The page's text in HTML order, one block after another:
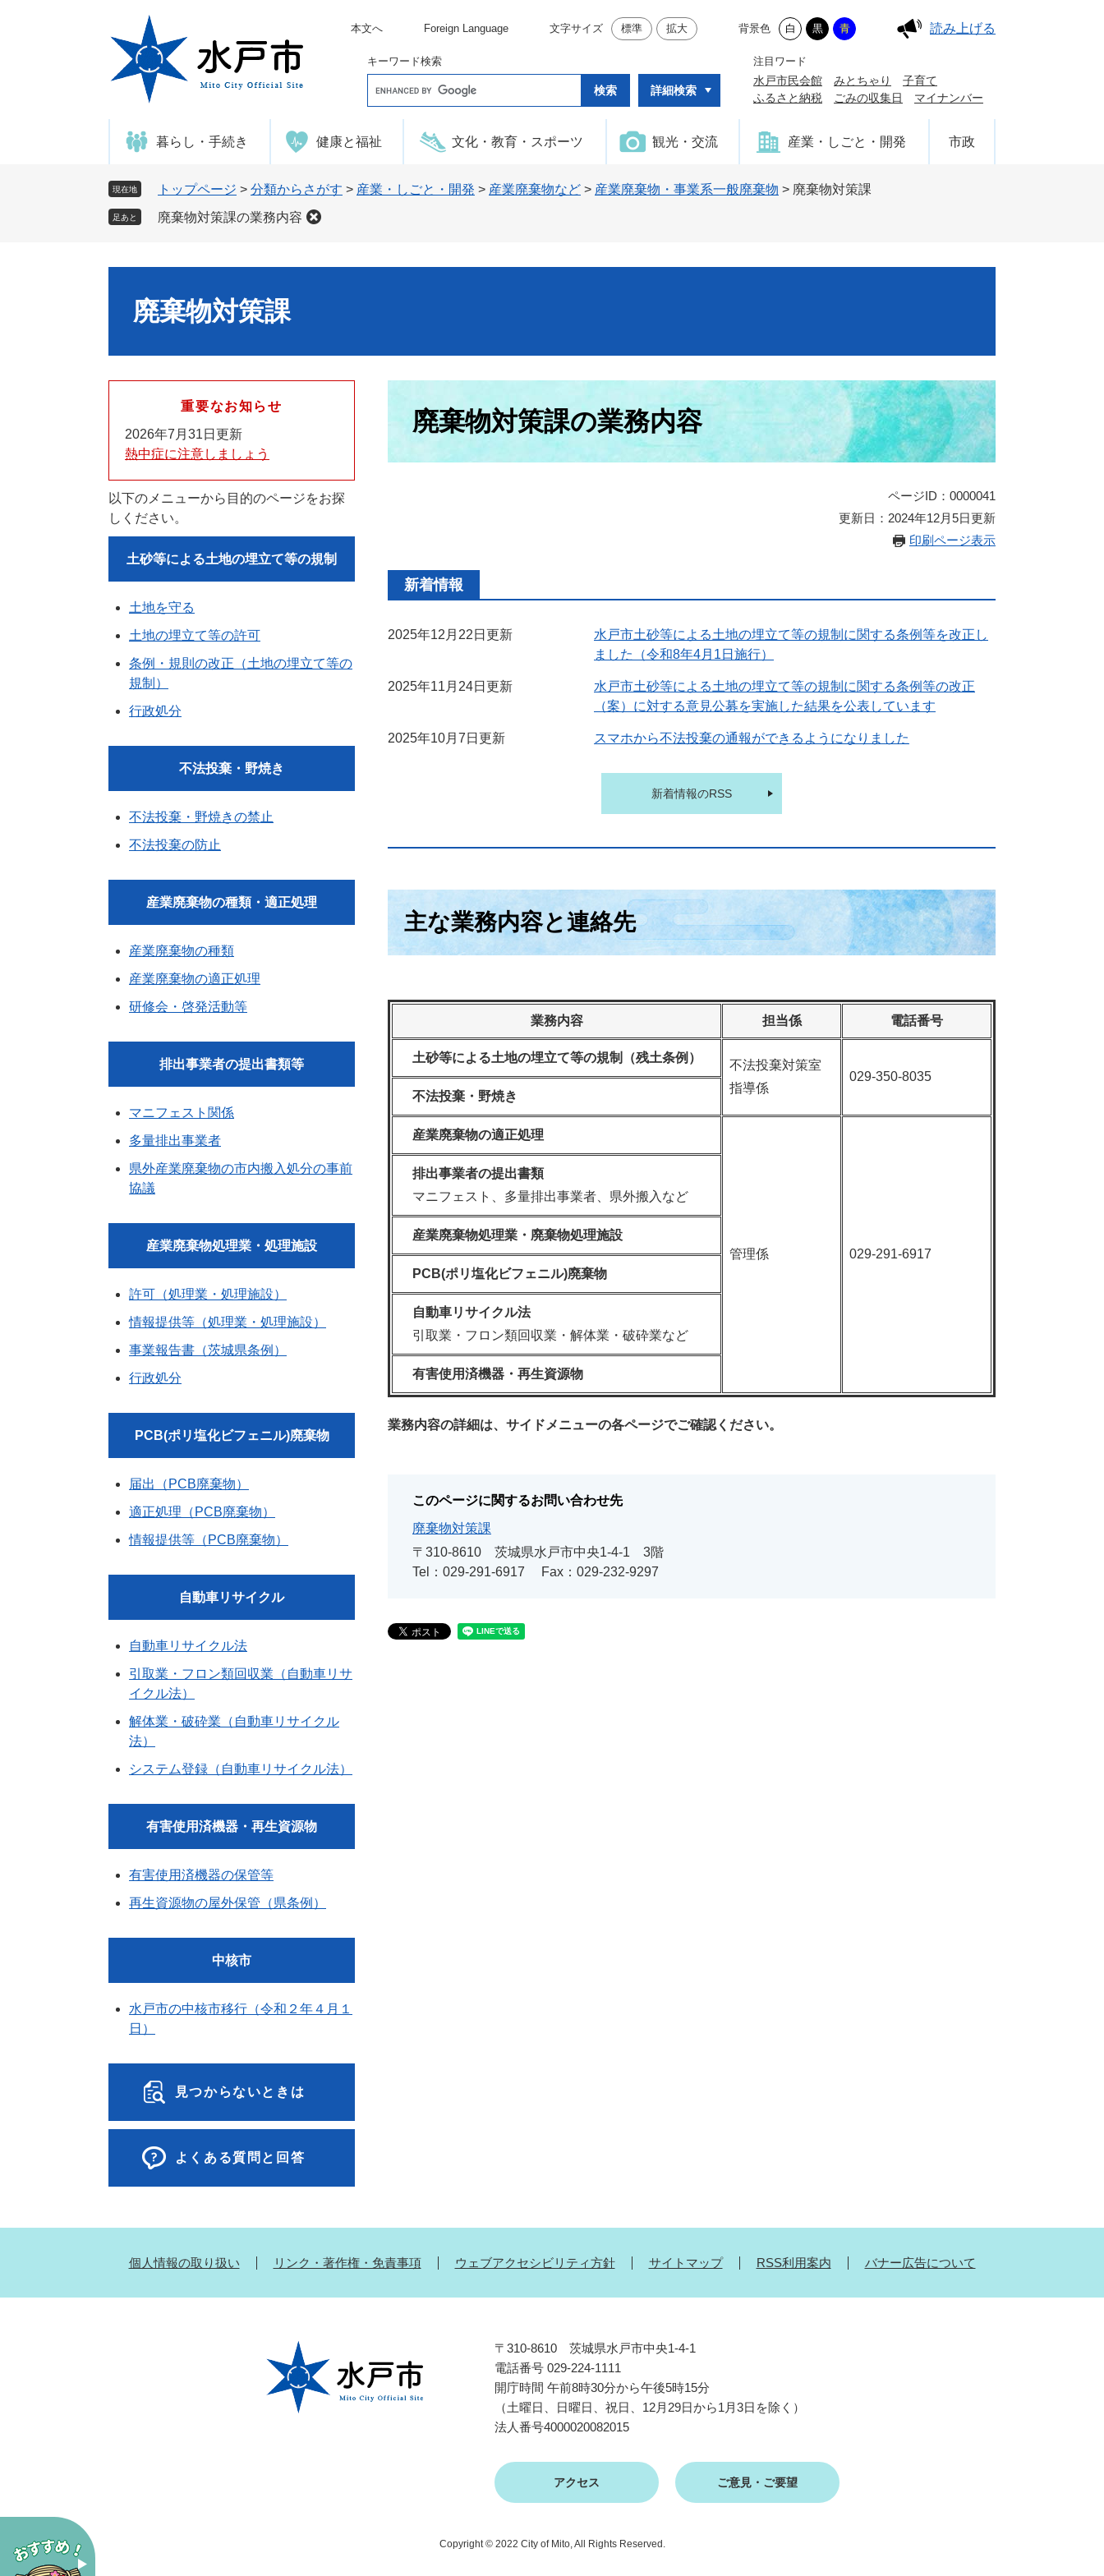
本文へ Foreign Language 文字サイズ 標準 拡大 背景色 白 黒 青 読み上げる
キーワード検索
o
e
タ
ム
詳細検索
注目ワード
水戸市民会館 みとちゃり
子育て
ふるさと納税
ごみの収集日 マイナンバー
暮らし・手続き 健康と福祉 文化・教育・スポーツ 観光・交流 産業・しごと・開発 市政
現在地 トップページ > 分類からさがす > 産業・しごと・開発 > 産業廃棄物など > 産業廃棄物・事業系一般廃棄物 > 廃棄物対策課
足あと 廃棄物対策課の業務内容
廃棄物対策課
廃棄物対策課の業務内容
ページID：0000041
更新日：2024年12月5日更新
印刷ページ表示
新着情報
2025年12月22日更新
水戸市土砂等による土地の埋立て等の規制に関する条例等を改正し
ました（令和8年4月1日施行）
2025年11月24日更新
水戸市土砂等による土地の埋立て等の規制に関する条例等の改正
（案）に対する意見公募を実施した結果を公表しています
2025年10月7日更新 スマホから不法投棄の通報ができるようになりました
新着情報のRSS
主な​業務内容と連絡先
業務内容 担当係 電話番号
土砂等による土地の埋立て等の規制（残土条例）
不法投棄対策室
指導係
029-350-8035
不法投棄・野焼き
産業廃棄物の適正処理
管理係 029-291-6917
排出事業者の提出書類
マニフェスト、多量排出事業者、県外搬入など
産業廃棄物処理業・廃棄物処理施設
PCB(ポリ塩化ビフェニル)廃棄物
自動車リサイクル法
引取業・フロン類回収業・解体業・破砕業など
有害使用済機器・再生資源物
業務内容の詳細は、サイドメニューの各ページでご確認ください。
このページに関するお問い合わせ先
廃棄物対策課
〒310-8610
茨城県水戸市中央1-4-1 3階
Tel：029-291-6917
Fax：029-232-9297
重要なお知らせ
2026年7月31日更新
熱中症に注意しましょう
以下のメニューから目的のページをお探
しください。
土砂等による土地の埋立て等の規制
土地を守る
土地の埋立て等の許可
条例・規則の改正（土地の埋立て等の
規制）
行政処分
不法投棄・野焼き
不法投棄・野焼きの禁止
不法投棄の防止
産業廃棄物の種類・適正処理
産業廃棄物の種類
産業廃棄物の適正処理
研修会・啓発活動等
排出事業者の提出書類等
マニフェスト関係
多量排出事業者
県外産業廃棄物の市内搬入処分の事前
協議
産業廃棄物処理業・処理施設
許可（処理業・処理施設）
情報提供等（処理業・処理施設）
事業報告書（茨城県条例）
行政処分
PCB(ポリ塩化ビフェニル)廃棄物
届出（PCB廃棄物）
適正処理（PCB廃棄物）
情報提供等（PCB廃棄物）
自動車リサイクル
自動車リサイクル法
引取業・フロン類回収業（自動車リサ
イクル法）
解体業・破砕業（自動車リサイクル
法）
システム登録（自動車リサイクル法）
有害使用済機器・再生資源物
有害使用済機器の保管等
再生資源物の屋外保管（県条例）
中核市
水戸市の中核市移行（令和２年４月１
日）
見つからないときは
よくある質問と回答
個人情報の取り扱い リンク・著作権・免責事項 ウェブアクセシビリティ方針 サイトマップ RSS利用案内 バナー広告について
〒310-8610 茨城県水戸市中央1-4-1
電話番号 029-224-1111
開庁時間 午前8時30分から午後5時15分
（土曜日、日曜日、祝日、12月29日から1月3日を除く）
法人番号4000020082015
アクセス ご意見・ご要望
Copyright © 2022 City of Mito, All Rights Reserved.